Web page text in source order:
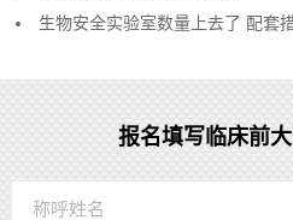
生物安全实验室数量上去了 配套
报名填写临床前